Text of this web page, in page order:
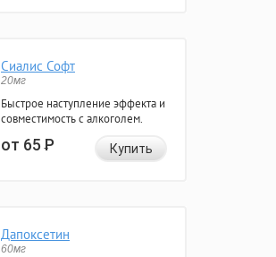
Сиалис Софт
20мг
Быстрое наступление эффекта и
совместимость с алкоголем.
от 65Р Купить
Дапоксетин
60мг